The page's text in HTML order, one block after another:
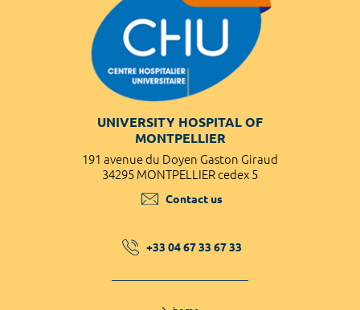
UNIVERSITY HOSPITAL OF
MONTPELLIER
191 avenue du Doyen Gaston Giraud
34295 MONTPELLIER cedex 5
Contact us
+33 04 67 33 67 33